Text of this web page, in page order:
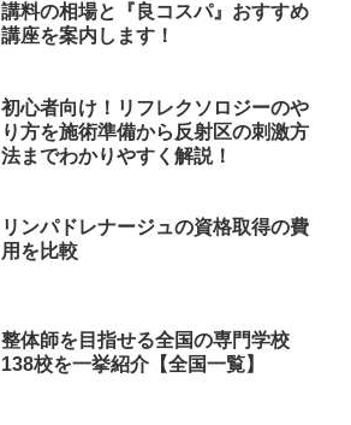
講料の相場と『良コスパ』おすすめ
講座を案内します！
初心者向け！リフレクソロジーのや
り方を施術準備から反射区の刺激方
法までわかりやすく解説！
リンパドレナージュの資格取得の費
用を比較
整体師を目指せる全国の専門学校
138校を一挙紹介【全国一覧】